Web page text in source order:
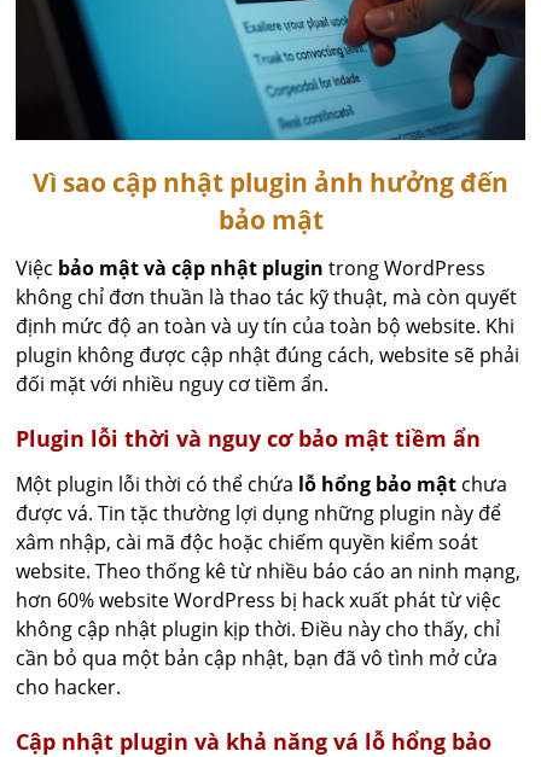
Vì sao cập nhật plugin ảnh hưởng đến
bảo mật
Việc bảo mật và cập nhật plugin trong WordPress
không chỉ đơn thuần là thao tác kỹ thuật, mà còn quyết
định mức độ an toàn và uy tín của toàn bộ website. Khi
plugin không được cập nhật đúng cách, website sẽ phải
đối mặt với nhiều nguy cơ tiềm ẩn.
Plugin lỗi thời và nguy cơ bảo mật tiềm ẩn
Một plugin lỗi thời có thể chứa lỗ hổng bảo mật chưa
được vá. Tin tặc thường lợi dụng những plugin này để
xâm nhập, cài mã độc hoặc chiếm quyền kiểm soát
website. Theo thống kê từ nhiều báo cáo an ninh mạng,
hơn 60% website WordPress bị hack xuất phát từ việc
không cập nhật plugin kịp thời. Điều này cho thấy, chỉ
cần bỏ qua một bản cập nhật, bạn đã vô tình mở cửa
cho hacker.
Cập nhật plugin và khả năng vá lỗ hổng bảo